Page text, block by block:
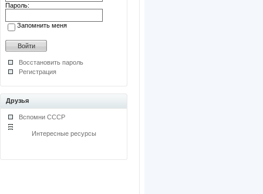
Пароль:
Запомнить меня
Восстановить пароль
Регистрация
Друзья
Вспомни СССР
Интересные ресурсы